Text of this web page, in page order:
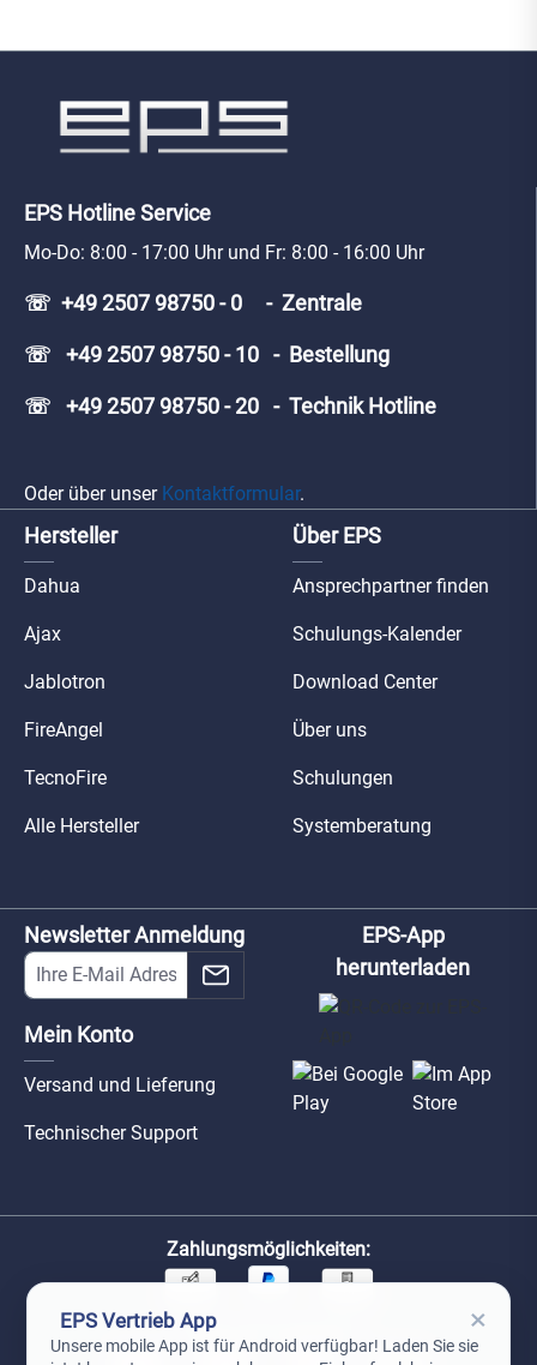
EPS Hotline Service
Mo-Do: 8:00 - 17:00 Uhr und Fr: 8:00 - 16:00 Uhr
☏ +49 2507 98750 - 0 - Zentrale
☏ +49 2507 98750 - 10 - Bestellung
☏ +49 2507 98750 - 20 - Technik Hotline
Oder über unser Kontaktformular.
Hersteller
Dahua
Ajax
Jablotron
FireAngel
TecnoFire
Alle Hersteller
Über EPS
Ansprechpartner finden
Schulungs-Kalender
Download Center
Über uns
Schulungen
Systemberatung
Newsletter Anmeldung
Mein Konto
Versand und Lieferung
Technischer Support
EPS-App
herunterladen
Zahlungsmöglichkeiten:
Unsere Versandpartner:
EPS Vertrieb App ×
Unsere mobile App ist für Android verfügbar! Laden Sie sie